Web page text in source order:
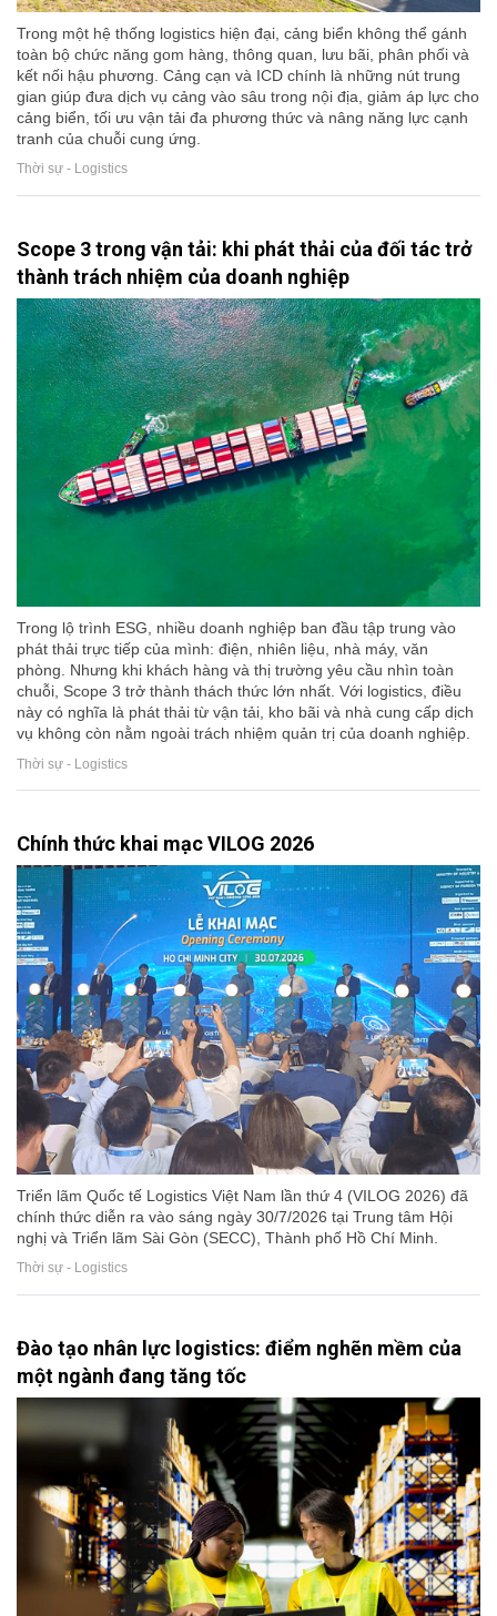
Trong một hệ thống logistics hiện đại, cảng biển không thể gánh
toàn bộ chức năng gom hàng, thông quan, lưu bãi, phân phối và
kết nối hậu phương. Cảng cạn và ICD chính là những nút trung
gian giúp đưa dịch vụ cảng vào sâu trong nội địa, giảm áp lực cho
cảng biển, tối ưu vận tải đa phương thức và nâng năng lực cạnh
tranh của chuỗi cung ứng.
Thời sự - Logistics
Scope 3 trong vận tải: khi phát thải của đối tác trở
thành trách nhiệm của doanh nghiệp
Trong lộ trình ESG, nhiều doanh nghiệp ban đầu tập trung vào
phát thải trực tiếp của mình: điện, nhiên liệu, nhà máy, văn
phòng. Nhưng khi khách hàng và thị trường yêu cầu nhìn toàn
chuỗi, Scope 3 trở thành thách thức lớn nhất. Với logistics, điều
này có nghĩa là phát thải từ vận tải, kho bãi và nhà cung cấp dịch
vụ không còn nằm ngoài trách nhiệm quản trị của doanh nghiệp.
Thời sự - Logistics
Chính thức khai mạc VILOG 2026
Triển lãm Quốc tế Logistics Việt Nam lần thứ 4 (VILOG 2026) đã
chính thức diễn ra vào sáng ngày 30/7/2026 tại Trung tâm Hội
nghị và Triển lãm Sài Gòn (SECC), Thành phố Hồ Chí Minh.
Thời sự - Logistics
Đào tạo nhân lực logistics: điểm nghẽn mềm của
một ngành đang tăng tốc